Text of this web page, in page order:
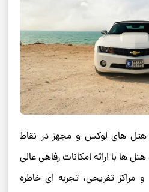
های لوکس و مجهز در نقاط
ها با ارائه امکانات رفاهی عالی
مراکز تفریحی، تجربه‌ ای خاطره‌